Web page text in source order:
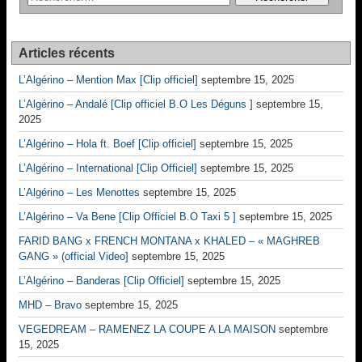
Articles récents
L’Algérino – Mention Max [Clip officiel] septembre 15, 2025
L’Algérino – Andalé [Clip officiel B.O Les Déguns ] septembre 15,
2025
L’Algérino – Hola ft. Boef [Clip officiel] septembre 15, 2025
L’Algérino – International [Clip Officiel] septembre 15, 2025
L’Algérino – Les Menottes septembre 15, 2025
L’Algérino – Va Bene [Clip Officiel B.O Taxi 5 ] septembre 15, 2025
FARID BANG x FRENCH MONTANA x KHALED – « MAGHREB
GANG » (official Video] septembre 15, 2025
L’Algérino – Banderas [Clip Officiel] septembre 15, 2025
MHD – Bravo septembre 15, 2025
VEGEDREAM – RAMENEZ LA COUPE A LA MAISON septembre
15, 2025